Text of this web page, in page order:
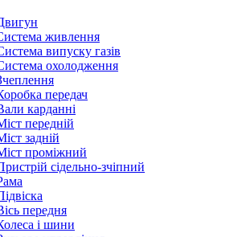
живлення
випуску газів
охолодження
передач
карданні
передній
задній
проміжний
сідельно-зчіпний
передня
і шини